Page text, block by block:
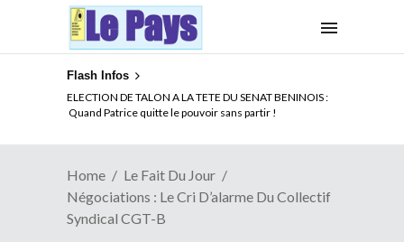
Flash Infos
ELECTION DE TALON A LA TETE DU SENAT BENINOIS :
Quand Patrice quitte le pouvoir sans partir !
Home
Le Fait Du Jour
Négociations : Le Cri D’alarme Du Collectif
Syndical CGT-B